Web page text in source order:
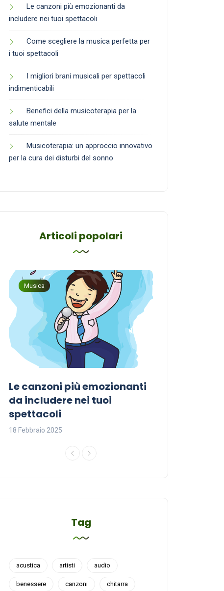
Le canzoni più emozionanti da
includere nei tuoi spettacoli
Come scegliere la musica perfetta per
i tuoi spettacoli
I migliori brani musicali per spettacoli
indimenticabili
Benefici della musicoterapia per la
salute mentale
Musicoterapia: un approccio innovativo
per la cura dei disturbi del sonno
Articoli popolari
Musica
Le canzoni più emozionanti
da includere nei tuoi
spettacoli
18 Febbraio 2025
Tag
acustica artisti audio
benessere canzoni chitarra